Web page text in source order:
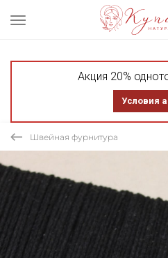
Акция 20%
Условия
Швейная фурнитура